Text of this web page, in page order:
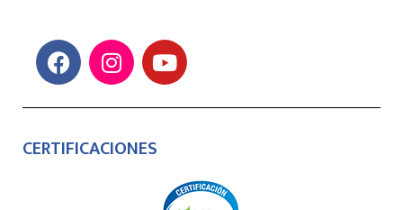
CERTIFICACIONES